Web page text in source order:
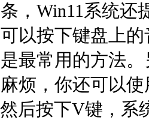
，Win11系统还
以按下键盘上
最常用的方法
烦，你还可以
后按下V键，系